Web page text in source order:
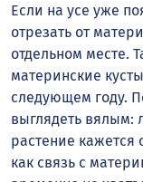
Если на усе уже
отрезать от
отдельном месте.
материнские
следующем году.
выглядеть вялым:
растение кажется
как связь с